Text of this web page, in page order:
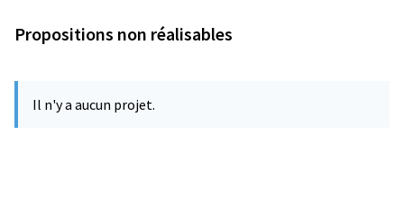
Propositions non réalisables
Il n'y a aucun projet.